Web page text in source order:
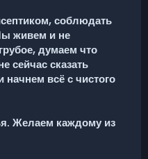
соблюдать
живем и не
думаем что
сейчас сказать
всё с чистого
Желаем каждому из